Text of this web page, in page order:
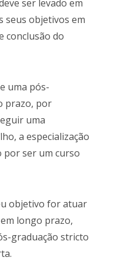
ser levado em
seus objetivos em
conclusão do
uma pós-
prazo, por
uma
a especialização
por ser um curso
objetivo for atuar
longo prazo,
graduação stricto